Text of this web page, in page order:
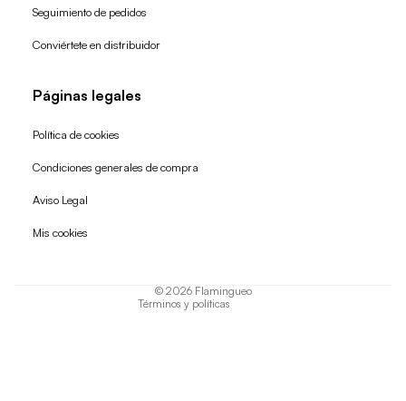
Seguimiento de pedidos
Conviértete en distribuidor
Páginas legales
Política de cookies
Condiciones generales de compra
Aviso Legal
Mis cookies
© 2026 Flamingueo
Términos y políticas